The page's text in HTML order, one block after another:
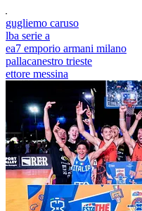
gugliemo caruso
lba serie a
ea7 emporio armani milano
pallacanestro trieste
ettore messina